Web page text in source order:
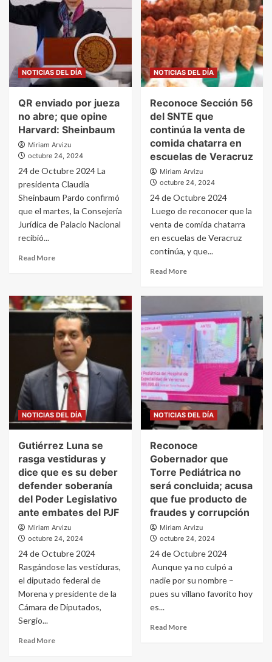
NOTICIAS DEL DÍA
QR enviado por jueza
no abre; que opine
Harvard: Sheinbaum
Miriam Arvizu
octubre 24, 2024
24 de Octubre 2024 La
presidenta Claudia
Sheinbaum Pardo confirmó
que el martes, la Consejería
Jurídica de Palacio Nacional
recibió...
Read More
NOTICIAS DEL DÍA
Reconoce Sección 56
del SNTE que
continúa la venta de
comida chatarra en
escuelas de Veracruz
Miriam Arvizu
octubre 24, 2024
24 de Octubre 2024
Luego de reconocer que la
venta de comida chatarra
en escuelas de Veracruz
continúa, y que...
Read More
NOTICIAS DEL DÍA
Gutiérrez Luna se
rasga vestiduras y
dice que es su deber
defender soberanía
del Poder Legislativo
ante embates del PJF
Miriam Arvizu
octubre 24, 2024
24 de Octubre 2024
Rasgándose las vestiduras,
el diputado federal de
Morena y presidente de la
Cámara de Diputados,
Sergio...
Read More
NOTICIAS DEL DÍA
Reconoce
Gobernador que
Torre Pediátrica no
será concluida; acusa
que fue producto de
fraudes y corrupción
Miriam Arvizu
octubre 24, 2024
24 de Octubre 2024
Aunque ya no culpó a
nadie por su nombre –
pues su villano favorito hoy
es...
Read More